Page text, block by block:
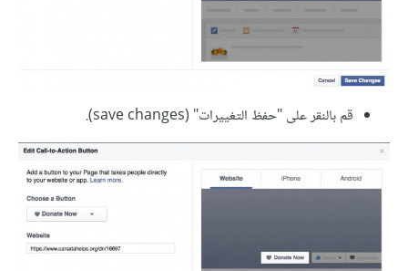
قم بالنقر على "حفظ التغييرات" (save changes).